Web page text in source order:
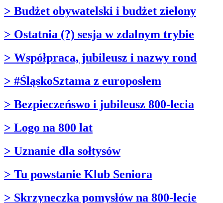
> Budżet obywatelski i budżet zielony
> Ostatnia (?) sesja w zdalnym trybie
> Współpraca, jubileusz i nazwy rond
> #ŚląskoSztama z europosłem
> Bezpieczeńswo i jubileusz 800-lecia
> Logo na 800 lat
> Uznanie dla sołtysów
> Tu powstanie Klub Seniora
> Skrzyneczka pomysłów na 800-lecie